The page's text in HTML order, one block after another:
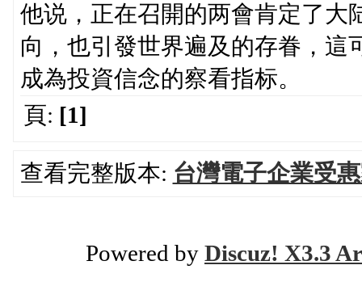
他说，正在召開的两會肯定了大
向，也引發世界遍及的存眷，這
成為投資信念的察看指标。
頁: [1]
查看完整版本: 台灣電子企業受
Powered by Discuz! X3.3